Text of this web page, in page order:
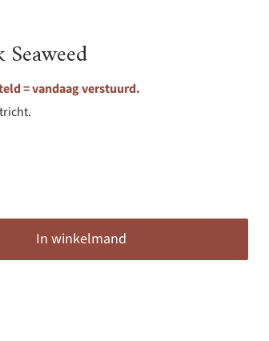
= vandaag verstuurd.
In winkelmand